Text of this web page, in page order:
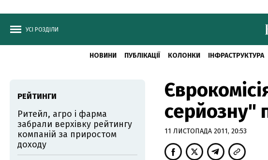
УСІ РОЗДІЛИ
НОВИНИ ПУБЛІКАЦІЇ КОЛОНКИ ІНФРАСТРУКТУРА
серйозну"
11 ЛИСТОПАДА 2011, 20:53
РЕЙТИНГИ
Ритейл, агро і фарма
забрали верхівку рейтингу
компаній за приростом
доходу